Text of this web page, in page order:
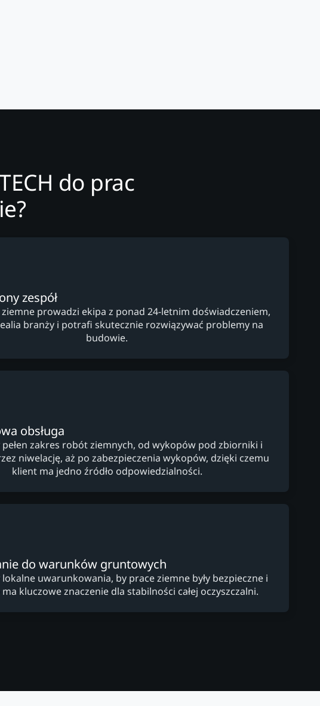
do prac
zespół
ziemne prowadzi ekipa z ponad 24-letnim doświadczeniem,
branży i potrafi skutecznie rozwiązywać problemy na
budowie.
obsługa
zakres robót ziemnych, od wykopów pod zbiorniki i
niwelację, aż po zabezpieczenia wykopów, dzięki czemu
klient ma jedno źródło odpowiedzialności.
do warunków gruntowych
uwarunkowania, by prace ziemne były bezpieczne i
ma kluczowe znaczenie dla stabilności całej oczyszczalni.